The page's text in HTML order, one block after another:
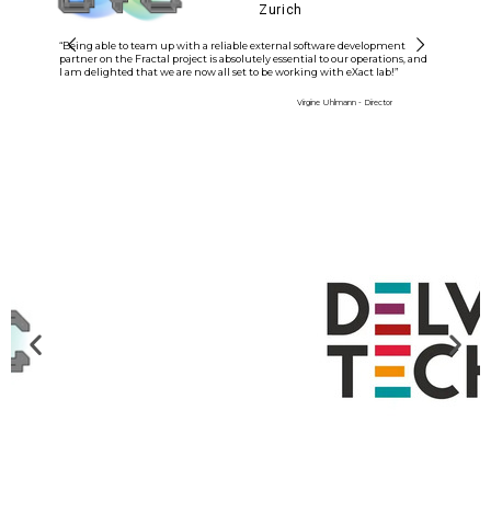
Zurich
“Being able to team up with a reliable external software development
partner on the Fractal project is absolutely essential to our operations, and
I am delighted that we are now all set to be working with eXact lab!”
Virgine Uhlmann - Director